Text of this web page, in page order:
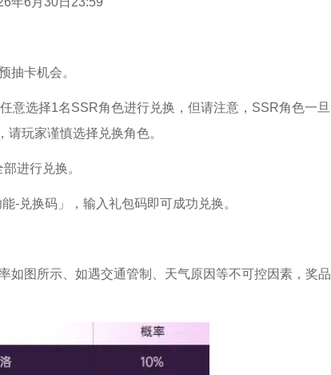
抽卡机会。
意选择1名SSR角色进行兑换，但请注意，SSR角色一旦
玩家谨慎选择兑换角色。
进行兑换。
-兑换码」，输入礼包码即可成功兑换。
如图所示、如遇交通管制、天气原因等不可控因素，奖品